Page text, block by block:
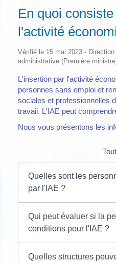
En quoi
l'activité
Vérifié le 15 mai 2023 -
administrative (Première
L'insertion par l'activité
personnes sans emploi et
sociales et professionnelles
travail. L'IAE peut
Nous vous présentons les
Quelles sont les
par l'IAE ?
Qui peut évaluer si la
conditions pour l'IAE ?
Quelles structures